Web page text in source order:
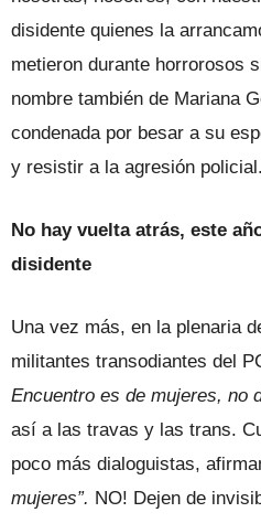
disidente quienes la
metieron durante horrorosos
nombre también de Mariana
condenada por besar a su
y resistir a la agresión policial.
No hay vuelta atrás, este
disidente
Una vez más, en la plenaria
militantes transodiantes del
Encuentro es de mujeres, no
así a las travas y las trans.
poco más dialoguistas,
mujeres”. NO! Dejen de